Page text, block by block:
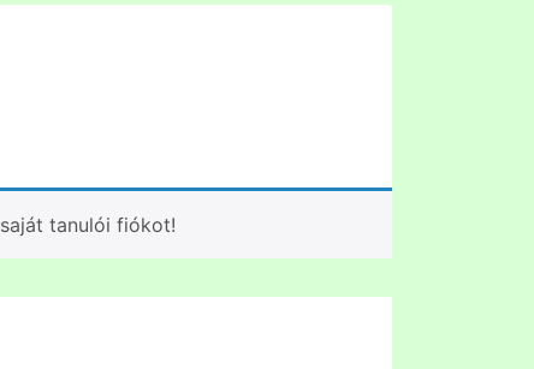
saját tanulói fiókot!